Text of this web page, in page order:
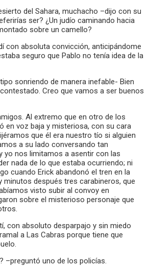
del Sahara, muchacho –dijo con su
ser? ¿Un judío caminando hacia
sobre un camello?
con absoluta convicción, anticipándome
seguro que Pablo no tenía idea de la
tipo sonriendo de manera inefable- Bien
Creo que vamos a ser buenos
Al extremo que en otro de los
en voz baja y misteriosa, con su cara
que él era nuestro tío si alguien
a su lado conversando tan
yo nos limitamos a asentir con las
nada de lo que estaba ocurriendo; ni
cuando Erick abandonó el tren en la
minutos después tres carabineros, que
visto subir al convoy en
sobre el misterioso personaje que
con absoluto desparpajo y sin miedo
a Las Cabras porque tiene que
–preguntó uno de los policías.